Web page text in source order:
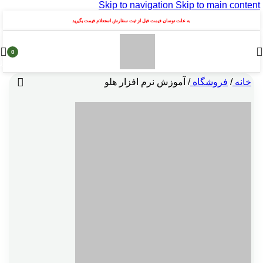
Skip to navigation Skip to main content
به علت نوسان قیمت قبل از ثبت سفارش استعلام قیمت بگیرید
0
خانه/ فروشگاه/ آموزش نرم افزار هلو